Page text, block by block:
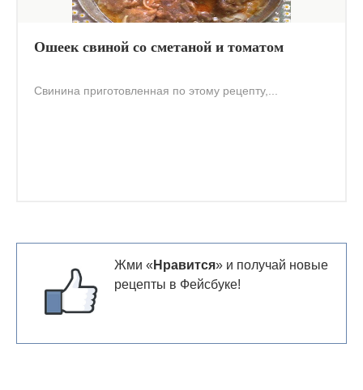
Ошеек свиной со сметаной и томатом
Свинина приготовленная по этому рецепту,...
Жми « Нравится» и получай новые
рецепты в Фейсбуке!